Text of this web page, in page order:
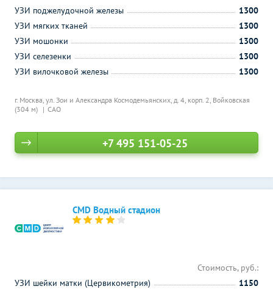
г. Москва, ул. Зои и Александра Космодемьянских, д. 4, корп. 2, Войковская
(304 м)
САО
УЗИ поджелудочной железы
1300
УЗИ мягких тканей
1300
УЗИ мошонки
1300
УЗИ селезенки
1300
УЗИ вилочковой железы
1300
+7 495 151-05-25
CMD Водный стадион
Стоимость, руб.:
УЗИ шейки матки (Цервикометрия)
1150